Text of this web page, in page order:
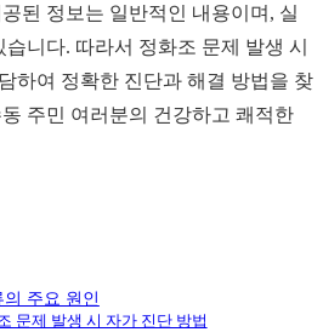
된 정보는 일반적인 내용이며, 실
니다. 따라서 정화조 문제 발생 시
하여 정확한 진단과 해결 방법을 찾
주민 여러분의 건강하고 쾌적한
주요 원인
문제 발생 시 자가 진단 방법